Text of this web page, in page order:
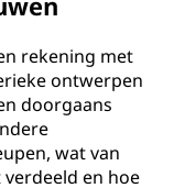
rekening met
ontwerpen
doorgaans
wat van
en hoe